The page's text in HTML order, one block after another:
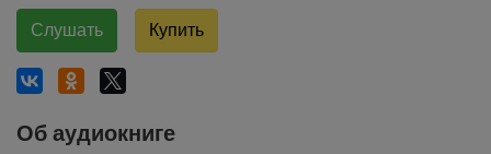
Слушать Купить
Об аудиокниге